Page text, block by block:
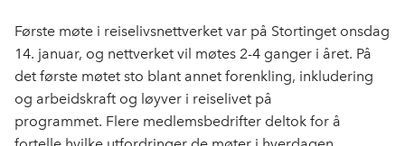
Første møte i reiselivsnettverket var på Stortinget onsdag
14. januar, og nettverket vil møtes 2-4 ganger i året. På
det første møtet sto blant annet forenkling, inkludering
og arbeidskraft og løyver i reiselivet på
programmet. Flere medlemsbedrifter deltok for å